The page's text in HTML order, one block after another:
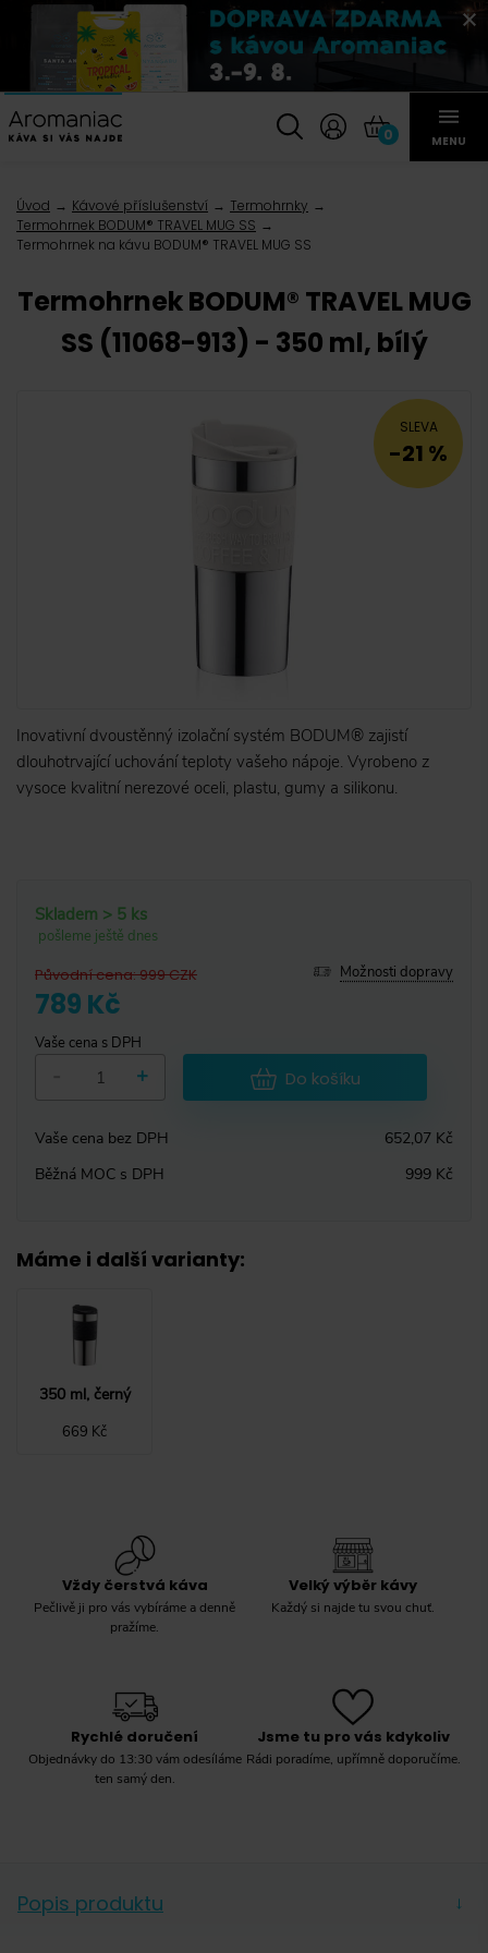
0 MENU
Úvod Kávové příslušenství
Termohrnky
Termohrnek BODUM® TRAVEL MUG SS
Termohrnek na kávu BODUM® TRAVEL MUG SS
Termohrnek BODUM® TRAVEL MUG
SS (11068-913) - 350 ml, bílý
SLEVA
-21 %
Inovativní dvoustěnný izolační systém BODUM® zajistí
dlouhotrvající uchování teploty vašeho nápoje. Vyrobeno z
vysoce kvalitní nerezové oceli, plastu, gumy a silikonu.
Skladem > 5 ks
pošleme ještě dnes
Původní cena:999CZK
789 Kč
Vaše cena s DPH
Možnosti dopravy
+ Do košíku
Vaše cena bez DPH
652,07 Kč
Běžná MOC s DPH
999 Kč
Máme i další varianty:
350 ml, černý
669 Kč
Vždy čerstvá káva
Pečlivě ji pro vás vybíráme a denně
pražíme.
Velký výběr kávy
Každý si najde tu svou chuť.
Rychlé doručení
Objednávky do 13:30 vám odesíláme
ten samý den.
Jsme tu pro vás kdykoliv
Rádi poradíme, upřímně doporučíme.
Popis produktu →